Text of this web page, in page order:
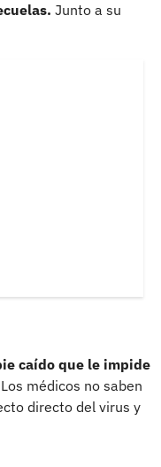
Junto a su
caído que le impide
Los médicos no saben
directo del virus y